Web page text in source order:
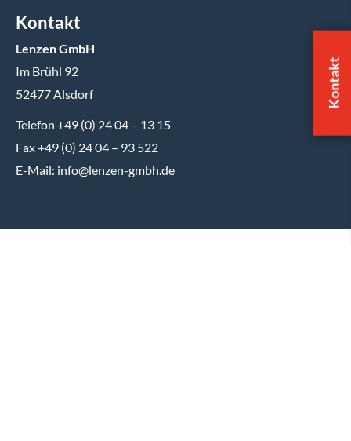
Kontakt
Lenzen GmbH
Im Brühl 92
52477 Alsdorf
Telefon +49 (0) 24 04 – 13 15
Fax +49 (0) 24 04 – 93 522
E-Mail: info@lenzen-gmbh.de
Kontakt